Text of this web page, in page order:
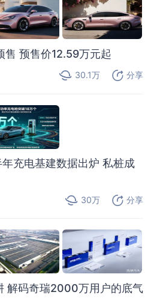
售 预售价12.59万元起
30.1万 分享
充电基建数据出炉 私桩成
30万 分享
解码奇瑞2000万用户的底气